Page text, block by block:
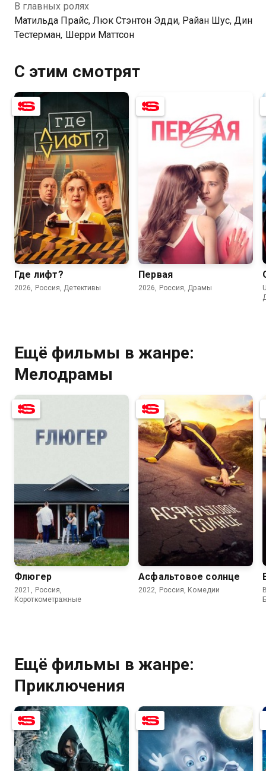
В главных ролях
Матильда Прайс, Люк Стэнтон Эдди, Райан Шус, Дин
Тестерман, Шерри Маттсон
С этим смотрят
6.8 4.7
Где лифт?
2026, Россия, Детективы
7.1 6.4
Первая
2026, Россия, Драмы
Ещё фильмы в жанре:
Мелодрамы
5.9
Флюгер
2021, Россия,
Короткометражные
5.6
Асфальтовое солнце
2022, Россия, Комедии
Ещё фильмы в жанре:
Приключения